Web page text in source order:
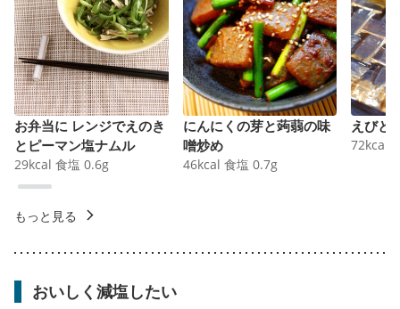
お弁当に レンジでえのき
とピーマン塩ナムル
29kcal 食塩 0.6g
にんにくの芽と蒟蒻の味
噌炒め
46kcal 食塩 0.7g
えびと
72kcal
もっと見る
おいしく減塩したい